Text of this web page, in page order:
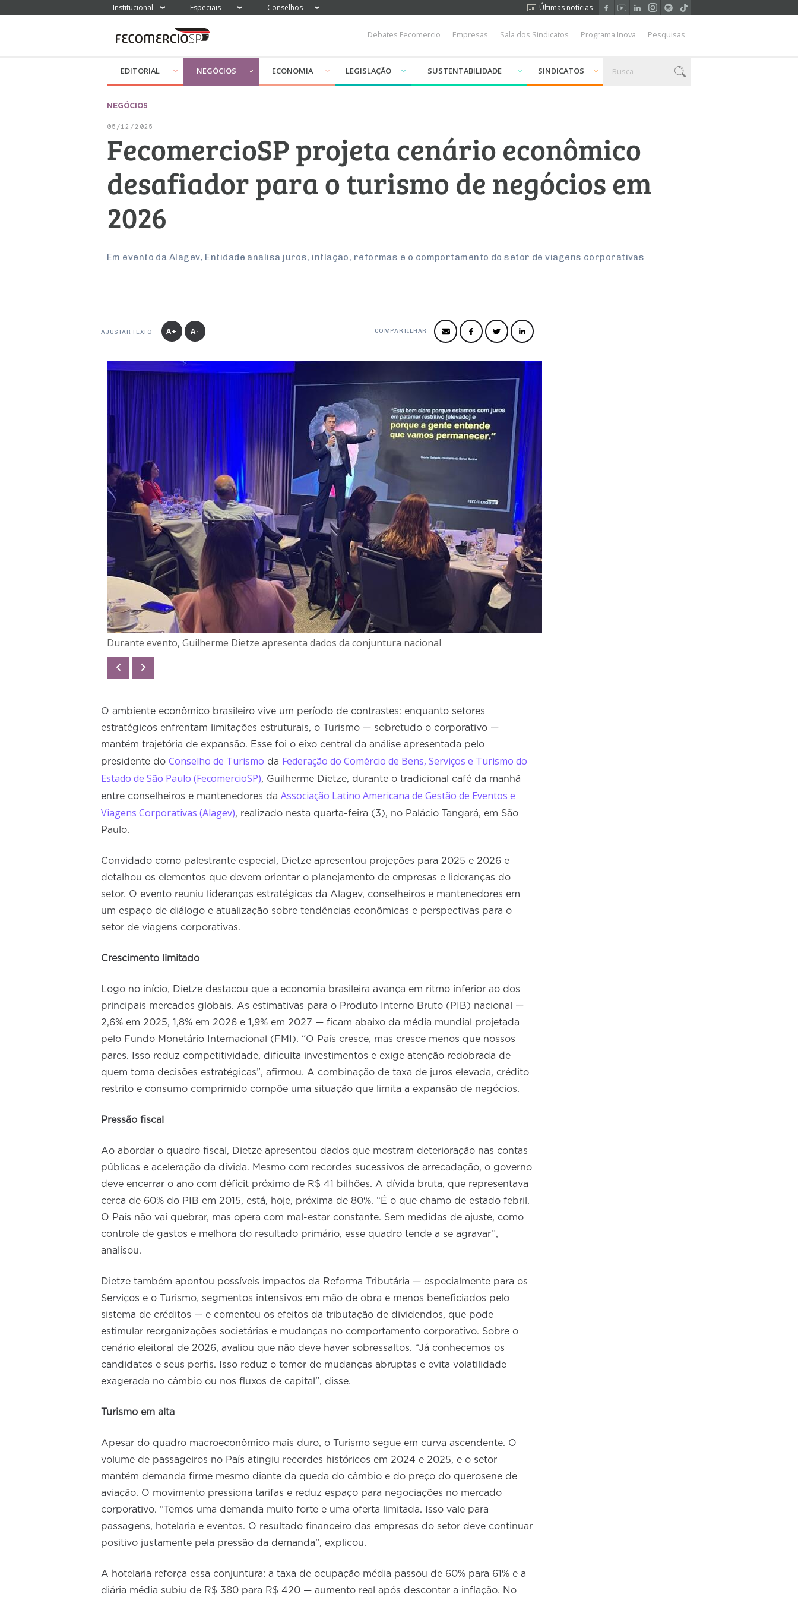
Institucional Especiais Conselhos Últimas notícias
Debates Fecomercio Empresas Sala dos Sindicatos Programa Inova Pesquisas
EDITORIAL NEGÓCIOS ECONOMIA LEGISLAÇÃO SUSTENTABILIDADE SINDICATOS
NEGÓCIOS
05/12/2025
FecomercioSP projeta cenário econômico
desafiador para o turismo de negócios em
2026
Em evento da Alagev, Entidade analisa juros, inflação, reformas e o comportamento do setor de viagens corporativas
AJUSTAR TEXTO A+ A- COMPARTILHAR
Durante evento, Guilherme Dietze apresenta dados da conjuntura nacional
O ambiente econômico brasileiro vive um período de contrastes: enquanto setores
estratégicos enfrentam limitações estruturais, o Turismo — sobretudo o corporativo —
mantém trajetória de expansão. Esse foi o eixo central da análise apresentada pelo
presidente do Conselho de Turismo da Federação do Comércio de Bens, Serviços e Turismo do
Estado de São Paulo (FecomercioSP), Guilherme Dietze, durante o tradicional café da manhã
entre conselheiros e mantenedores da Associação Latino Americana de Gestão de Eventos e
Viagens Corporativas (Alagev), realizado nesta quarta-feira (3), no Palácio Tangará, em São
Paulo.
Convidado como palestrante especial, Dietze apresentou projeções para 2025 e 2026 e
detalhou os elementos que devem orientar o planejamento de empresas e lideranças do
setor. O evento reuniu lideranças estratégicas da Alagev, conselheiros e mantenedores em
um espaço de diálogo e atualização sobre tendências econômicas e perspectivas para o
setor de viagens corporativas.
Crescimento limitado
Logo no início, Dietze destacou que a economia brasileira avança em ritmo inferior ao dos
principais mercados globais. As estimativas para o Produto Interno Bruto (PIB) nacional —
2,6% em 2025, 1,8% em 2026 e 1,9% em 2027 — ficam abaixo da média mundial projetada
pelo Fundo Monetário Internacional (FMI). “O País cresce, mas cresce menos que nossos
pares. Isso reduz competitividade, dificulta investimentos e exige atenção redobrada de
quem toma decisões estratégicas”, afirmou. A combinação de taxa de juros elevada, crédito
restrito e consumo comprimido compõe uma situação que limita a expansão de negócios.
Pressão fiscal
Ao abordar o quadro fiscal, Dietze apresentou dados que mostram deterioração nas contas
públicas e aceleração da dívida. Mesmo com recordes sucessivos de arrecadação, o governo
deve encerrar o ano com déficit próximo de R$ 41 bilhões. A dívida bruta, que representava
cerca de 60% do PIB em 2015, está, hoje, próxima de 80%. “É o que chamo de estado febril.
O País não vai quebrar, mas opera com mal-estar constante. Sem medidas de ajuste, como
controle de gastos e melhora do resultado primário, esse quadro tende a se agravar”,
analisou.
Dietze também apontou possíveis impactos da Reforma Tributária — especialmente para os
Serviços e o Turismo, segmentos intensivos em mão de obra e menos beneficiados pelo
sistema de créditos — e comentou os efeitos da tributação de dividendos, que pode
estimular reorganizações societárias e mudanças no comportamento corporativo. Sobre o
cenário eleitoral de 2026, avaliou que não deve haver sobressaltos. “Já conhecemos os
candidatos e seus perfis. Isso reduz o temor de mudanças abruptas e evita volatilidade
exagerada no câmbio ou nos fluxos de capital”, disse.
Turismo em alta
Apesar do quadro macroeconômico mais duro, o Turismo segue em curva ascendente. O
volume de passageiros no País atingiu recordes históricos em 2024 e 2025, e o setor
mantém demanda firme mesmo diante da queda do câmbio e do preço do querosene de
aviação. O movimento pressiona tarifas e reduz espaço para negociações no mercado
corporativo. “Temos uma demanda muito forte e uma oferta limitada. Isso vale para
passagens, hotelaria e eventos. O resultado financeiro das empresas do setor deve continuar
positivo justamente pela pressão da demanda”, explicou.
A hotelaria reforça essa conjuntura: a taxa de ocupação média passou de 60% para 61% e a
diária média subiu de R$ 380 para R$ 420 — aumento real após descontar a inflação. No